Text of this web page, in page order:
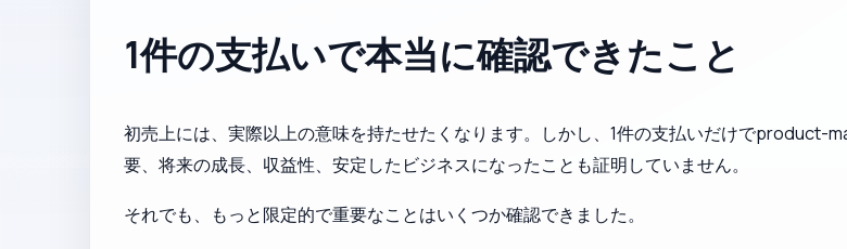
1件の支払いで本当に確認できたこと
初売上には、実際以上の意味を持たせたくなります。しかし、1件の支払いだけでproduct-
要、将来の成長、収益性、安定したビジネスになったことも証明していません。
それでも、もっと限定的で重要なことはいくつか確認できました。